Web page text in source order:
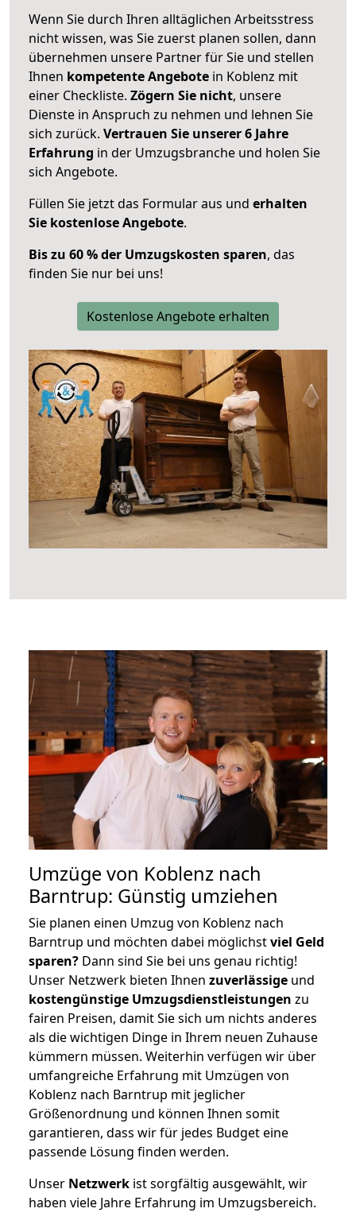
Wenn Sie durch Ihren alltäglichen Arbeitsstress
nicht wissen, was Sie zuerst planen sollen, dann
übernehmen unsere Partner für Sie und stellen
Ihnen kompetente Angebote in Koblenz mit
einer Checkliste. Zögern Sie nicht, unsere
Dienste in Anspruch zu nehmen und lehnen Sie
sich zurück. Vertrauen Sie unserer 6 Jahre
Erfahrung in der Umzugsbranche und holen Sie
sich Angebote.
Füllen Sie jetzt das Formular aus und erhalten
Sie kostenlose Angebote.
Bis zu 60 % der Umzugskosten sparen, das
finden Sie nur bei uns!
Kostenlose Angebote erhalten
Umzüge von Koblenz nach
Barntrup: Günstig umziehen
Sie planen einen Umzug von Koblenz nach
Barntrup und möchten dabei möglichstviel Geld
sparen? Dann sind Sie bei uns genau richtig!
Unser Netzwerk bieten Ihnen zuverlässige und
kostengünstige Umzugsdienstleistungen zu
fairen Preisen, damit Sie sich um nichts anderes
als die wichtigen Dinge in Ihrem neuen Zuhause
kümmern müssen. Weiterhin verfügen wir über
umfangreiche Erfahrung mit Umzügen von
Koblenz nach Barntrup mit jeglicher
Größenordnung und können Ihnen somit
garantieren, dass wir für jedes Budget eine
passende Lösung finden werden.
Unser Netzwerk ist sorgfältig ausgewählt, wir
haben viele Jahre Erfahrung im Umzugsbereich.